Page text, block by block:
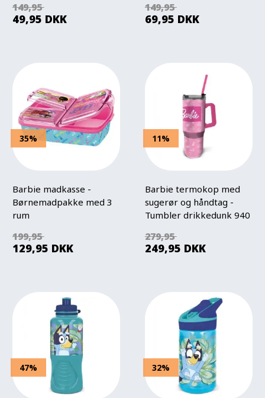
149,95
49,95 DKK
149,95
69,95 DKK
35%
Barbie madkasse -
Børnemadpakke med 3
rum
199,95
129,95 DKK
11%
Barbie termokop med
sugerør og håndtag -
Tumbler drikkedunk 940
279,95
249,95 DKK
47% 32%